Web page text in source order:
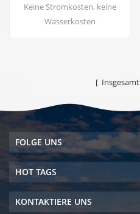
Keine Stromkosten, keine
Wasserkosten
Umweltschutz Echtzeit-
Technologie Keine
Sekundärverschmutzung, kein
eigenartiger Geruch
[ Insgesamt
FOLGE UNS
HOT TAGS
KONTAKTIERE UNS